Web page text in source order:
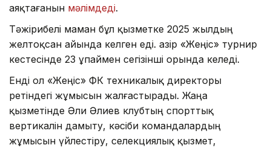
аяқтағанын мәлімдеді.
Тәжірибелі маман бұл қызметке 2025 жылдың
желтоқсан айында келген еді. Қазір «Жеңіс» турнир
кестесінде 23 ұпаймен сегізінші орында келеді.
Енді ол «Жеңіс» ФК техникалық директоры
ретіндегі жұмысын жалғастырады. Жаңа
қызметінде Әли Әлиев клубтың спорттық
вертикалін дамыту, кәсіби командалардың
жұмысын үйлестіру, селекциялық қызмет,